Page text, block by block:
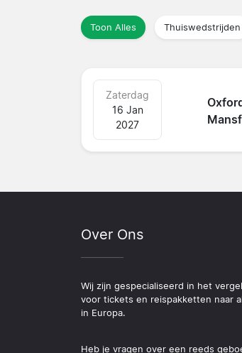
Toon Alles Thuiswedstrijden
Zaterdag
16 Jan
2027
Over Ons
Wij zijn gespecialiseerd in het
voor tickets en reispakketten naar
in Europa.
Heb je vragen over een reeds